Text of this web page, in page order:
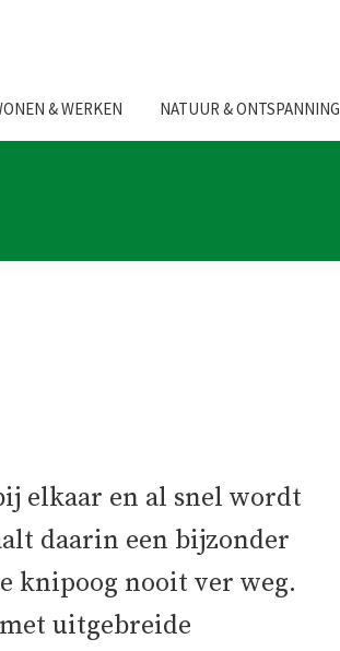
& WERKEN NATUUR & ONTSPANNING
elkaar en al snel wordt
daarin een bijzonder
knipoog nooit ver weg.
uitgebreide